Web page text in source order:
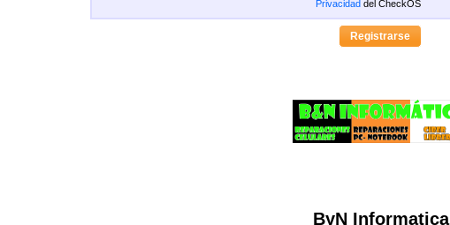
Privacidad del CheckOS
ByN Informatica